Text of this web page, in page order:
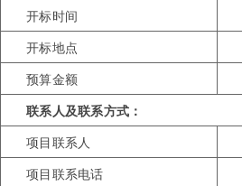
开标时间
开标地点
预算金额
联系人及联系方式：
项目联系人
项目联系电话